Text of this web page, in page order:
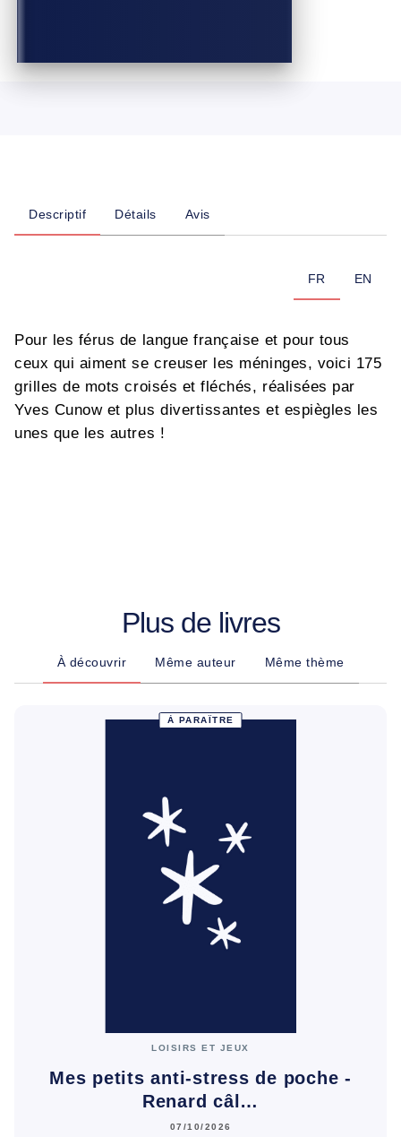
Descriptif Détails Avis
FR EN
Pour les férus de langue française et pour tous
ceux qui aiment se creuser les méninges, voici 175
grilles de mots croisés et fléchés, réalisées par
Yves Cunow et plus divertissantes et espiègles les
unes que les autres !
Plus de livres
À découvrir Même auteur Même thème
À PARAÎTRE
LOISIRS ET JEUX
Mes petits anti-stress de poche -
Renard câl…
07/10/2026